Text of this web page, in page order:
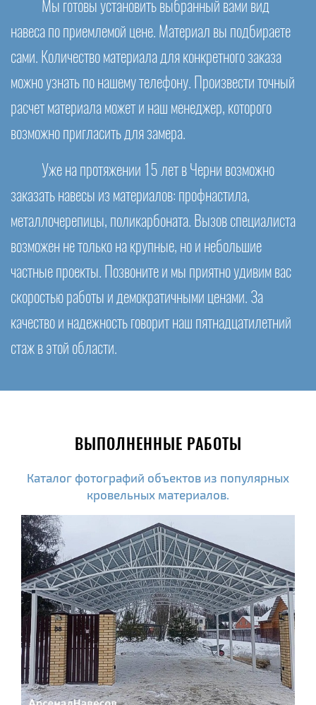
Мы готовы установить выбранный вами вид
навеса по приемлемой цене. Материал вы подбираете
сами. Количество материала для конкретного заказа
можно узнать по нашему телефону. Произвести точный
расчет материала может и наш менеджер, которого
возможно пригласить для замера.
Уже на протяжении 15 лет в Черни возможно
заказать навесы из материалов: профнастила,
металлочерепицы, поликарбоната. Вызов специалиста
возможен не только на крупные, но и небольшие
частные проекты. Позвоните и мы приятно удивим вас
скоростью работы и демократичными ценами. За
качество и надежность говорит наш пятнадцатилетний
стаж в этой области.
ВЫПОЛНЕННЫЕ РАБОТЫ
Каталог фотографий объектов из популярных
кровельных материалов.